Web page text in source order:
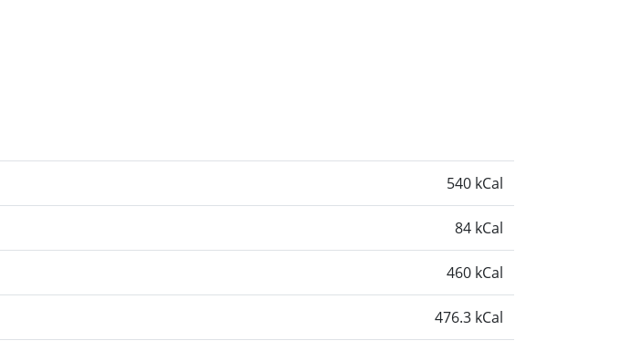
540 kCal
84 kCal
460 kCal
476.3 kCal